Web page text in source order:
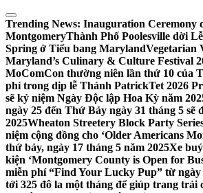
Skip
to
content
Trending News: Inauguration Ceremony
MontgomeryThành Phố Poolesville dời
Spring ở Tiểu bang MarylandVegetarian
Maryland’s Culinary & Culture Festival
MoComCon thường niên lần thứ 10 của
phí trong dịp lễ Thánh PatrickTet 2026
sẽ kỷ niệm Ngày Độc lập Hoa Kỳ năm
ngày 25 đến Thứ Bảy ngày 31 tháng 5 sẽ
2025Wheaton Streetery Block Party
niệm cộng đồng cho ‘Older Americans
thứ bảy, ngày 17 tháng 5 năm 2025Xe
kiện ‘Montgomery County is Open for
miễn phí “Find Your Lucky Pup” từ ngày
tới 325 đô la một tháng để giúp trang